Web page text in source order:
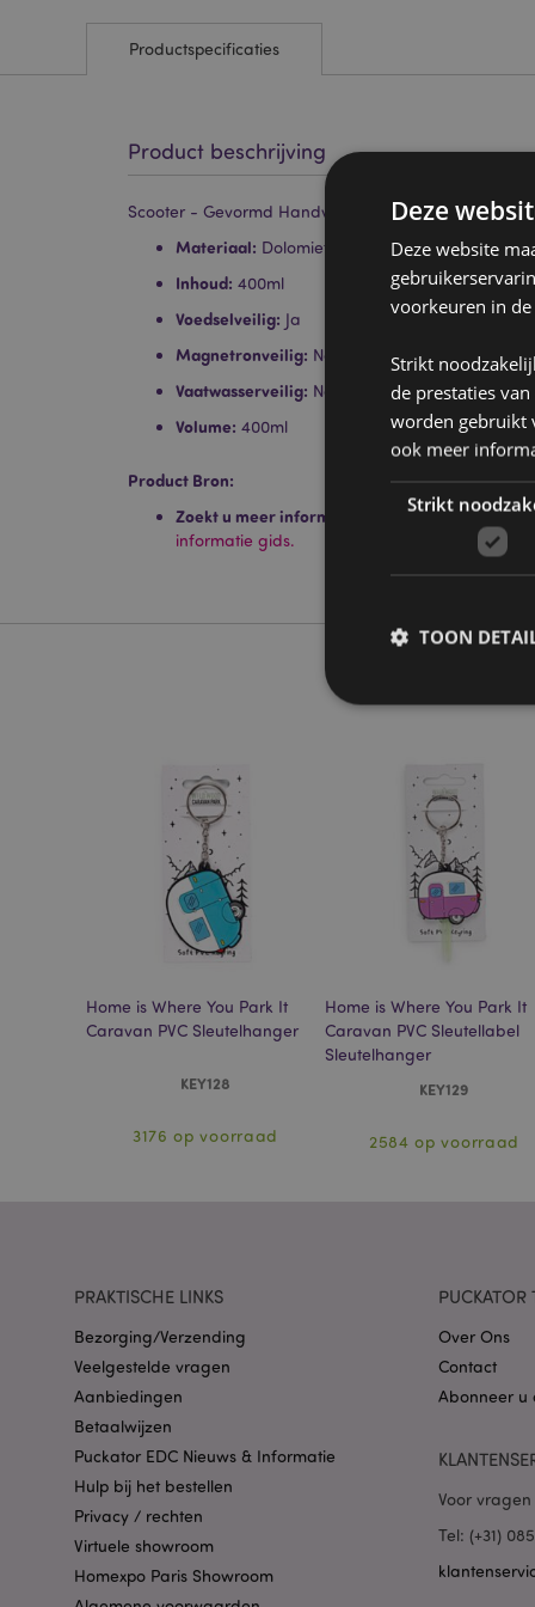
Productspecificaties
Product beschrijving
Scooter - Gevormd Handvat Keramiek Mok
Materiaal: Dolomiet Keramiek
Inhoud: 400ml
Voedselveilig: Ja
Magnetronveilig: Nee
Vaatwasserveilig: Nee
Volume: 400ml
Product Bron:
Zoekt u meer informatie over kopen bij
informatie gids.
Home is Where You Park It
Caravan PVC Sleutelhanger
KEY128
3176 op voorraad
Home is Where You Park It
Caravan PVC Sleutellabel
Sleutelhanger
KEY129
2584 op voorraad
PRAKTISCHE LINKS
Bezorging/Verzending
Veelgestelde vragen
Aanbiedingen
Betaalwijzen
Puckator EDC Nieuws & Informatie
Hulp bij het bestellen
Privacy / rechten
Virtuele showroom
Homexpo Paris Showroom
PUCKATOR
Over Ons
Contact
Abonneer u
Voor
Tel: (+31)
Deze
Deze website
voorkeuren in
Strikt
de prestaties
worden gebruikt
ook meer
Strikt
TOON
Strikt noodzakelijke
Zonder strikt
Naam
CookieScriptConsent
X-Magento-Vary
mage-cache-storage
mage-cache-sessid
_GRECAPTCHA
form_key